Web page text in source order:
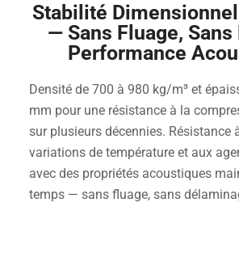
Stabilité
— Sans Fluage,
Performance
Densité de 700 à 980 kg/m³ et
mm pour une résistance à la
sur plusieurs décennies. Résistance
variations de température et aux
avec des propriétés acoustiques
temps — sans fluage, sans